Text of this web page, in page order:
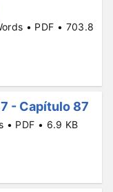
• PDF • 703.8
- Capítulo 87
• PDF • 6.9 KB